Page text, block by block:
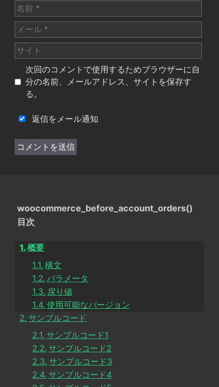
名
前
メ
ー
ル
サ
イ
次回のコメントで使用するためブラウザーに自
分の名前、メールアドレス、サイトを保存す
る。
返信をメール通知
woocommerce_before_account_orders()
目次
概要
構文
パラメータ
戻り値
使用可能なバージョン
サンプルコード
サンプルコード1
サンプルコード2
サンプルコード3
サンプルコード4